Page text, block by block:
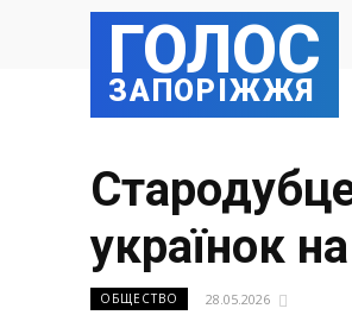
ГОЛОС
ЗАПОРІЖЖЯ
українок
ОБЩЕСТВО 28.05.2026